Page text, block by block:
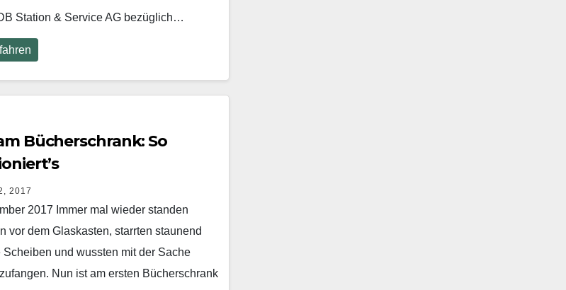
Station & Service AG bezüglich…
Bücherschrank: So
2017
2017 Immer mal wieder standen
vor dem Glaskasten, starrten staunend
Scheiben und wussten mit der Sache
Nun ist am ersten Bücherschrank